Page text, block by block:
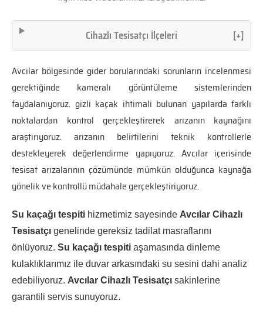
Cihazlı Tesisatçı İlçeleri [+]
Avcılar bölgesinde gider borularındaki sorunların incelenmesi
gerektiğinde kameralı görüntüleme sistemlerinden
faydalanıyoruz. gizli kaçak ihtimali bulunan yapılarda farklı
noktalardan kontrol gerçekleştirerek arızanın kaynağını
araştırıyoruz. arızanın belirtilerini teknik kontrollerle
destekleyerek değerlendirme yapıyoruz. Avcılar içerisinde
tesisat arızalarının çözümünde mümkün olduğunca kaynağa
yönelik ve kontrollü müdahale gerçekleştiriyoruz.
Su kaçağı tespiti hizmetimiz sayesinde Avcılar Cihazlı
Tesisatçı genelinde gereksiz tadilat masraflarını
önlüyoruz. Su kaçağı tespiti aşamasında dinleme
kulaklıklarımız ile duvar arkasındaki su sesini dahi analiz
edebiliyoruz. Avcılar Cihazlı Tesisatçı sakinlerine
garantili servis sunuyoruz.